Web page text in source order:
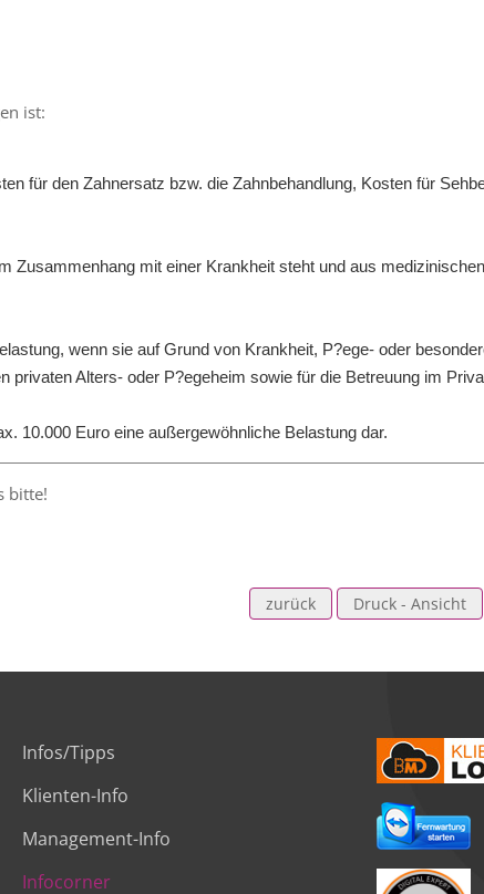
ist:
für den Zahnersatz bzw. die Zahnbehandlung, Kosten für
Zusammenhang mit einer Krankheit steht und aus
wenn sie auf Grund von Krankheit, P?ege- oder
Alters- oder P?egeheim sowie für die Betreuung im
10.000 Euro eine außergewöhnliche Belastung dar.
bitte!
zurück
Druck - Ansicht
Infos/Tipps
Klienten-Info
Management-Info
Infocorner